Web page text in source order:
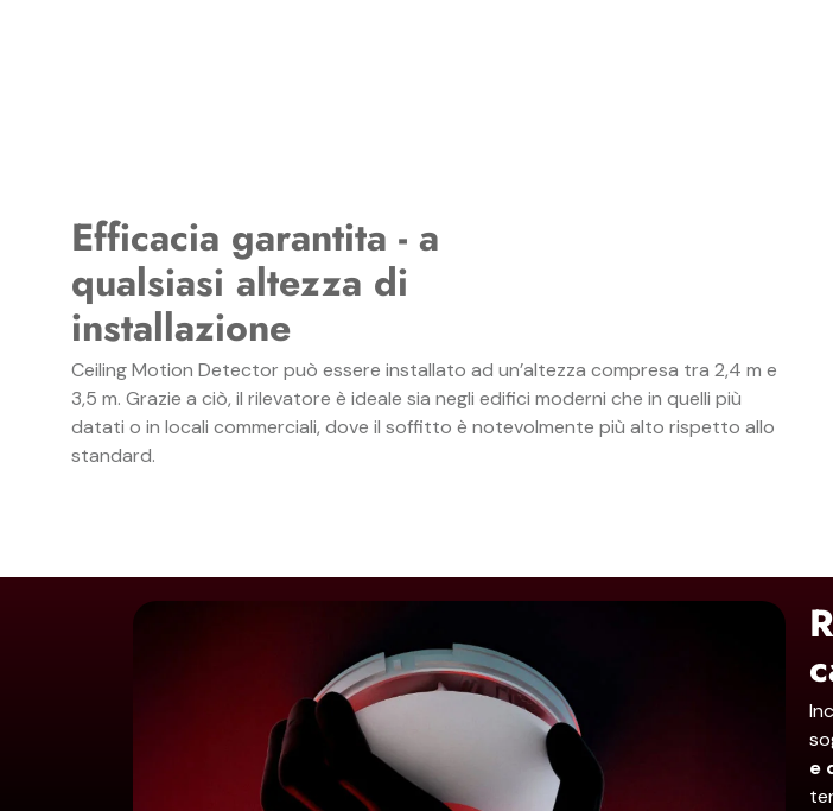
Efficacia garantita - a
qualsiasi altezza di
installazione
Ceiling Motion Detector può essere installato ad un’altezza compresa tra 2,4 m e
3,5 m. Grazie a ciò, il rilevatore è ideale sia negli edifici moderni che in quelli più
datati o in locali commerciali, dove il soffitto è notevolmente più alto rispetto allo
standard.
e